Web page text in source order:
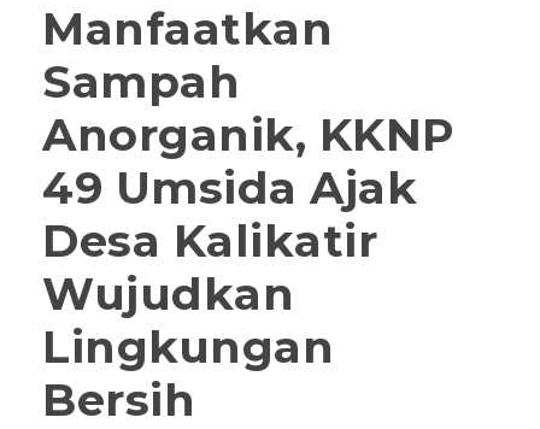
Manfaatkan
Sampah
Anorganik, KKNP
49 Umsida Ajak
Desa Kalikatir
Wujudkan
Lingkungan
Bersih